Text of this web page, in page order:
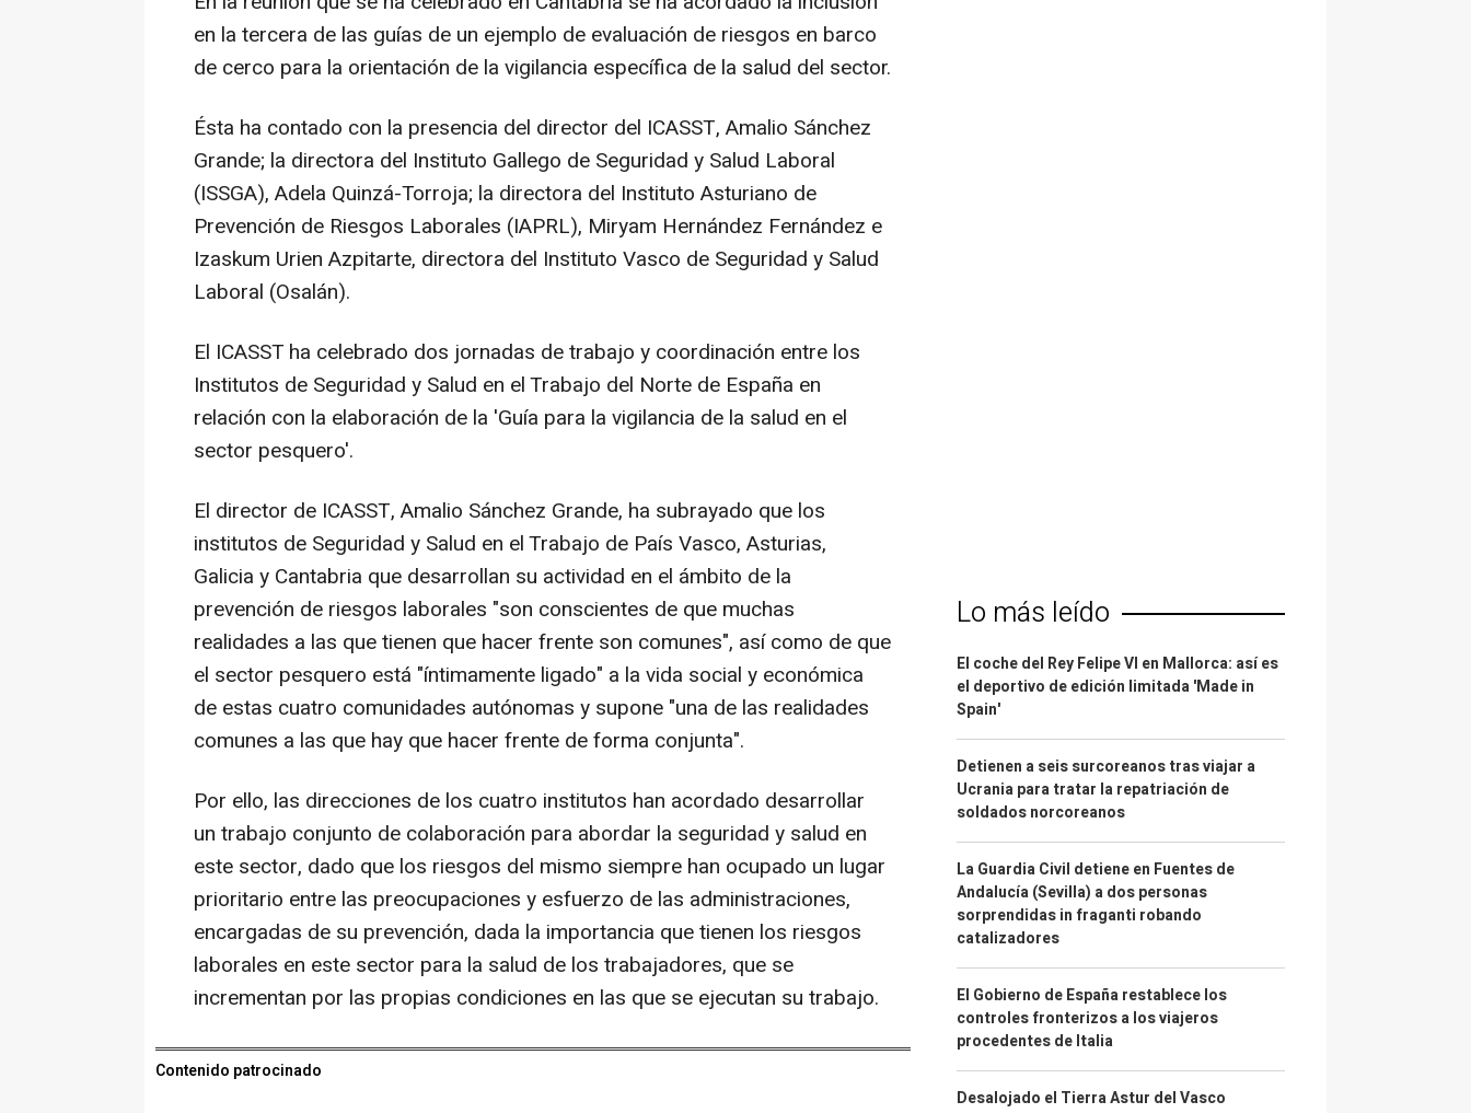
en la tercera de las guías de un ejemplo de evaluación de riesgos en barco
de cerco para la orientación de la vigilancia específica de la salud del sector.
Ésta ha contado con la presencia del director del ICASST, Amalio Sánchez
Grande; la directora del Instituto Gallego de Seguridad y Salud Laboral
(ISSGA), Adela Quinzá-Torroja; la directora del Instituto Asturiano de
Prevención de Riesgos Laborales (IAPRL), Miryam Hernández Fernández e
Izaskum Urien Azpitarte, directora del Instituto Vasco de Seguridad y Salud
Laboral (Osalán).
El ICASST ha celebrado dos jornadas de trabajo y coordinación entre los
Institutos de Seguridad y Salud en el Trabajo del Norte de España en
relación con la elaboración de la 'Guía para la vigilancia de la salud en el
sector pesquero'.
El director de ICASST, Amalio Sánchez Grande, ha subrayado que los
institutos de Seguridad y Salud en el Trabajo de País Vasco, Asturias,
Galicia y Cantabria que desarrollan su actividad en el ámbito de la
prevención de riesgos laborales "son conscientes de que muchas
realidades a las que tienen que hacer frente son comunes", así como de que
el sector pesquero está "íntimamente ligado" a la vida social y económica
de estas cuatro comunidades autónomas y supone "una de las realidades
comunes a las que hay que hacer frente de forma conjunta".
Por ello, las direcciones de los cuatro institutos han acordado desarrollar
un trabajo conjunto de colaboración para abordar la seguridad y salud en
este sector, dado que los riesgos del mismo siempre han ocupado un lugar
prioritario entre las preocupaciones y esfuerzo de las administraciones,
encargadas de su prevención, dada la importancia que tienen los riesgos
laborales en este sector para la salud de los trabajadores, que se
incrementan por las propias condiciones en las que se ejecutan su trabajo.
Contenido patrocinado
Lo más leído
El coche del Rey Felipe VI en Mallorca: así es
el deportivo de edición limitada 'Made in
Spain'
Detienen a seis surcoreanos tras viajar a
Ucrania para tratar la repatriación de
soldados norcoreanos
La Guardia Civil detiene en Fuentes de
Andalucía (Sevilla) a dos personas
sorprendidas in fraganti robando
catalizadores
El Gobierno de España restablece los
controles fronterizos a los viajeros
procedentes de Italia
Desalojado el Tierra Astur del Vasco